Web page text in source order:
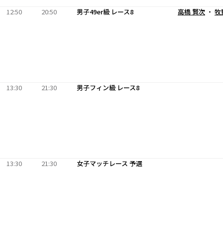
12:50 20:50 男子49er級 レース8 高橋 賢次 ・ 牧
13:30 21:30 男子フィン級 レース8
13:30 21:30 女子マッチレース 予選